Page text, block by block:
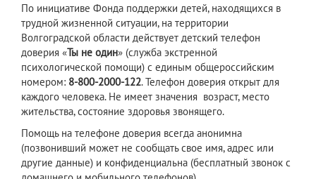
По инициативе Фонда поддержки детей, находящихся в
трудной жизненной ситуации, на территории
Волгоградской области действует детский телефон
доверия «Ты не один» (служба экстренной
психологической помощи) с единым общероссийским
номером: 8-800-2000-122. Телефон доверия открыт для
каждого человека. Не имеет значения возраст, место
жительства, состояние здоровья звонящего.
Помощь на телефоне доверия всегда анонимна
(позвонивший может не сообщать свое имя, адрес или
другие данные) и конфиденциальна (бесплатный звонок с